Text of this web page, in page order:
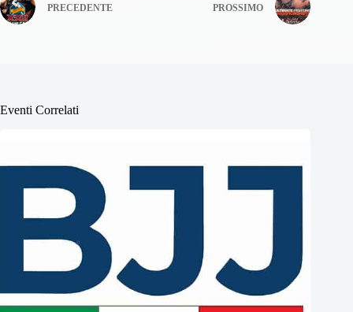
PRECEDENTE PROSSIMO
Eventi Correlati